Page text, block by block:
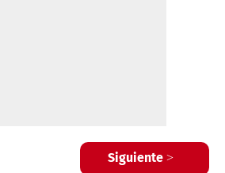
Siguiente >